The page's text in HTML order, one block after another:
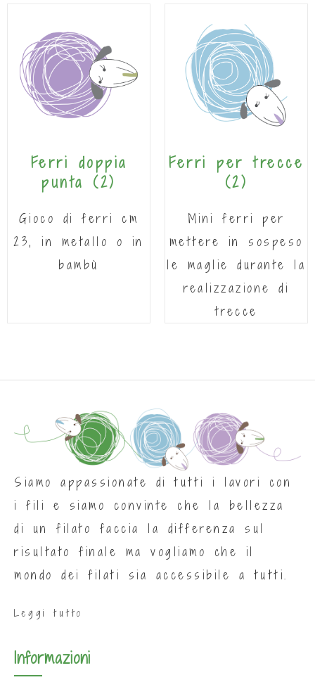
Ferri doppia
punta (2)
Gioco di ferri cm
23, in metallo o in
bambù
Ferri per trecce
(2)
Mini ferri per
mettere in sospeso
le maglie durante la
realizzazione di
trecce
Siamo appassionate di tutti i lavori con
i fili e siamo convinte che la bellezza
di un filato faccia la differenza sul
risultato finale ma vogliamo che il
mondo dei filati sia accessibile a tutti.
Leggi tutto
Informazioni